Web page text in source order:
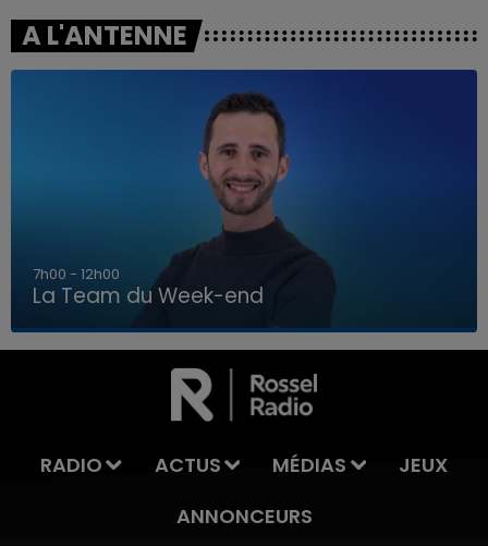
LA TEAM DU WEEK-END
A L'ANTENNE
16h00 - 20h00
La Team du Week-end
RADIO ACTUS MÉDIAS
JEUX
ANNONCEURS